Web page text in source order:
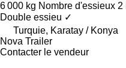
6 000 kg Nombre d'essieux 2
Double essieu ✓
Turquie, Karatay / Konya
Nova Trailer
Contacter le vendeur